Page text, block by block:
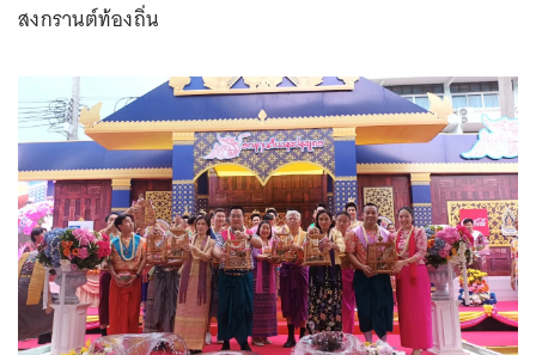
สงกรานต์ท้องถิ่น